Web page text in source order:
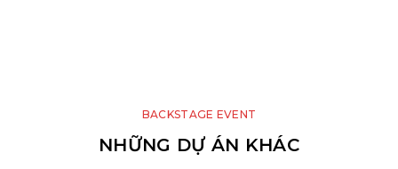
BACKSTAGE EVENT
NHỮNG DỰ ÁN KHÁC